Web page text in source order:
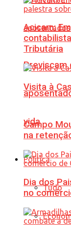
Previscam
vida
Política
Tudo
Acicam:
Tributária
Visita à
Campo
na
Dia dos
no